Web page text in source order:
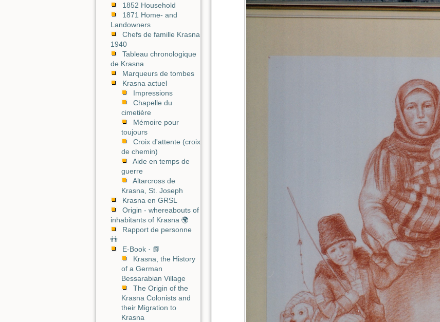
1852 Household
1871 Home- and
Landowners
Chefs de famille Krasna
1940
Tableau chronologique
de Krasna
Marqueurs de tombes
Krasna actuel
Impressions
Chapelle du
cimetière
Mémoire pour
toujours
Croix d'attente (croix
de chemin)
Aide en temps de
guerre
Altarcross de
Krasna, St. Joseph
Krasna en GRSL
Origin - whereabouts of
inhabitants of Krasna 🌍
Rapport de personne
👬
E-Book · 📗
Krasna, the History
of a German
Bessarabian Village
The Origin of the
Krasna Colonists and
their Migration to
Krasna